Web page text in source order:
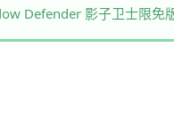
Defender 影子卫士限免